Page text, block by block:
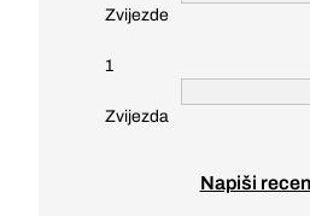
Zvijezde
1
Zvijezda
Napiši